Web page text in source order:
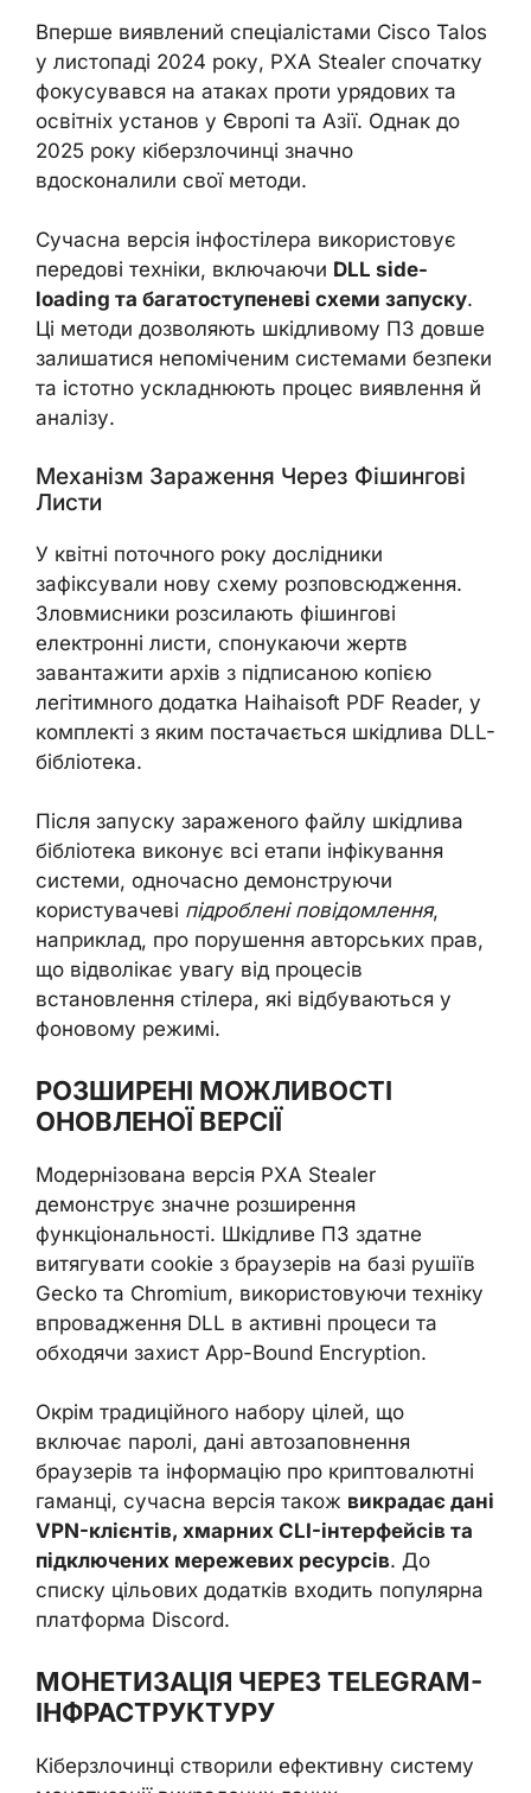
Вперше виявлений спеціалістами Cisco Talos
у листопаді 2024 року, PXA Stealer спочатку
фокусувався на атаках проти урядових та
освітніх установ у Європі та Азії. Однак до
2025 року кіберзлочинці значно
вдосконалили свої методи.
Сучасна версія інфостілера використовує
передові техніки, включаючи DLL side-
loading та багатоступеневі схеми запуску.
Ці методи дозволяють шкідливому ПЗ довше
залишатися непоміченим системами безпеки
та істотно ускладнюють процес виявлення й
аналізу.
Механізм Зараження Через Фішингові
Листи
У квітні поточного року дослідники
зафіксували нову схему розповсюдження.
Зловмисники розсилають фішингові
електронні листи, спонукаючи жертв
завантажити архів з підписаною копією
легітимного додатка Haihaisoft PDF Reader, у
комплекті з яким постачається шкідлива DLL-
бібліотека.
Після запуску зараженого файлу шкідлива
бібліотека виконує всі етапи інфікування
системи, одночасно демонструючи
користувачеві підроблені повідомлення,
наприклад, про порушення авторських прав,
що відволікає увагу від процесів
встановлення стілера, які відбуваються у
фоновому режимі.
РОЗШИРЕНІ МОЖЛИВОСТІ
ОНОВЛЕНОЇ ВЕРСІЇ
Модернізована версія PXA Stealer
демонструє значне розширення
функціональності. Шкідливе ПЗ здатне
витягувати cookie з браузерів на базі рушіїв
Gecko та Chromium, використовуючи техніку
впровадження DLL в активні процеси та
обходячи захист App-Bound Encryption.
Окрім традиційного набору цілей, що
включає паролі, дані автозаповнення
браузерів та інформацію про криптовалютні
гаманці, сучасна версія також викрадає дані
VPN-клієнтів, хмарних CLI-інтерфейсів та
підключених мережевих ресурсів. До
списку цільових додатків входить популярна
платформа Discord.
МОНЕТИЗАЦІЯ ЧЕРЕЗ TELEGRAM-
ІНФРАСТРУКТУРУ
Кіберзлочинці створили ефективну систему